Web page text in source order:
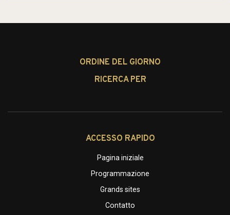
ORDINE DEL GIORNO
RICERCA PER
ACCESSO RAPIDO
Pagina iniziale
Programmazione
Grands sites
Contatto